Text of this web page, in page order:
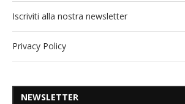
Iscriviti alla nostra newsletter
Privacy Policy
NEWSLETTER